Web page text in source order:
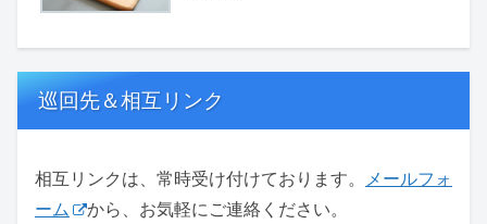
巡回先＆相互リンク
相互リンクは、常時受け付けております。
メールフォ
ーム
から、お気軽にご連絡ください。